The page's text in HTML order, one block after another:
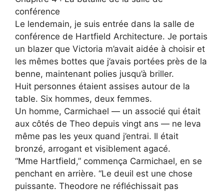
conférence
Le lendemain, je suis entrée dans la salle de
conférence de Hartfield Architecture. Je portais
un blazer que Victoria m’avait aidée à choisir et
les mêmes bottes que j’avais portées près de la
benne, maintenant polies jusqu’à briller.
Huit personnes étaient assises autour de la
table. Six hommes, deux femmes.
Un homme, Carmichael — un associé qui était
aux côtés de Theo depuis vingt ans — ne leva
même pas les yeux quand j’entrai. Il était
bronzé, arrogant et visiblement agacé.
“Mme Hartfield,” commença Carmichael, en se
penchant en arrière. “Le deuil est une chose
puissante. Theodore ne réfléchissait pas